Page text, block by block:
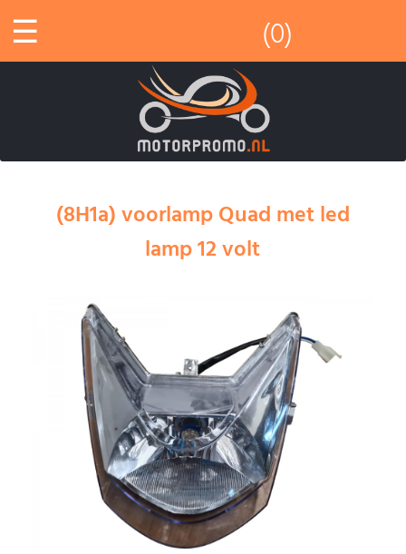
☰ (0)
(8H1a) voorlamp Quad met led
lamp 12 volt